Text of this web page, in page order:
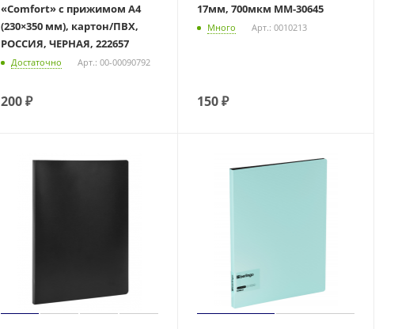
«Comfort» с прижимом А4
(230×350 мм), картон/ПВХ,
РОССИЯ, ЧЕРНАЯ, 222657
Достаточно Арт.: 00-00090792
200₽
17мм, 700мкм ММ-30645
Много Арт.: 0010213
150₽